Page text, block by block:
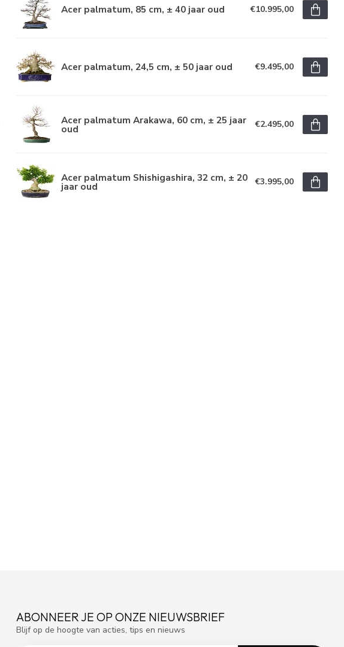
Acer palmatum, 85 cm, ± 40 jaar oud €10.995,00
Acer palmatum, 24,5 cm, ± 50 jaar oud €9.495,00
Acer palmatum Arakawa, 60 cm, ± 25 jaar
oud €2.495,00
Acer palmatum Shishigashira, 32 cm, ± 20
jaar oud €3.995,00
ABONNEER JE OP ONZE NIEUWSBRIEF
Blijf op de hoogte van acties, tips en nieuws